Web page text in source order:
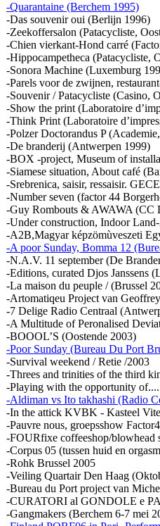
-Quarantaine (Berchem 1995)
-Das souvenir oui (Berlijn 1996)
-Zeekoffersalon (Patacycliste,
-Chien vierkant-Hond carré
-Hippocampetheca (Patacycliste,
-Sonora Machine (Luxemburg
-Parels voor de zwijnen,
-Souvenir / Patacycliste (Casino,
-Show the print (Laboratoire
-Think Print (Laboratoire
-Polzer Doctorandus P
-De branderij (Antwerpen 1999)
-BOX -project, Museum of
-Siamese situation, About café
-Srebrenica, saisir, ressaisir.
-Number seven (factor 44
-Guy Rombouts & AWAWA (CC
-Under construction, Indoor
-A2B,Magyar képzömùveszeti
-A poor Sunday, Bomma 12
-N.A.V. 11 september (De
-Editions, curated Djos Janssens
-La maison du peuple / (Brussel
-Artomatiqeu Project van
-7 Delige Radio Centraal
-A Multitude of Peronalised
-BOOOL’S (Oostende 2003)
-Poor Sunday (Bureau Du Port
-Survival weekend / Retie /2003
-Threes and trinities of the third
-Playing with the opportunity
-Aldiman vs Ito takhashi (Radio
-In the attick KVBK - Kasteel
-Pauvre nous, groepsshow
-FOURfixe coffeeshop/blowhead
-Corpus 05 (tussen huid en
-Rohk Brussel 2005
-Veiling Quartair Den Haag
-Bureau du Port project van
-CURATORI al GONDOLE e
-Gangmakers (Berchem 6-7 mei